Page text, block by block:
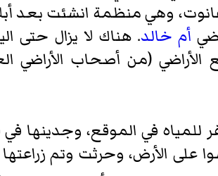
أعضاء بني بنيامين وهانوت، وهي منظمة
أم خالد. هناك لا يزال حتى
الأراضي (من أصحاب الأراضي
ليعيشوا على الأرض، وحرثت وتم